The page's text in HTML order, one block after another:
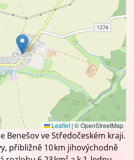
Leaflet | © OpenStreetMap
Benešov ve Středočeském kraji.
přibližně 10 km jihovýchodně